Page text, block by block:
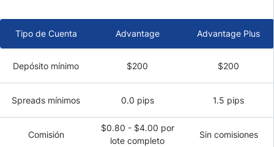
Tipo de Cuenta Advantage Advantage Plus
Depósito mínimo $200 $200
Spreads mínimos 0.0 pips 1.5 pips
Comisión
$0.80 - $4.00 por
lote completo
Sin comisiones